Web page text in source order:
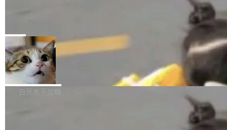
一在人才争夺战中失血的公司。六月，Google
连失两员大将：Noam Shazeer 去了 Op...
er HE-AAC 960 解码 (DAB+) transpose_cuda
filter 添加 AMF Frame Rate Converter (vf_frc
_amf) filter SMPTE 2094-50 元数据支持和直
通 ProRes RAW VideoToolbox 硬件加速器 AP
V ...
Code 在 X 上发帖：「DeepSeek Flash did 8T
tokens on August 1st. 5T of free usage + 3T
on OpenCode Go.」79.8 万次浏览，连带着 #
DeepSeek一天消耗了8万亿# 上了微博热搜——
注意这是 OpenCode 一家的消耗。 OpenCode
局
NetBSD 11.0 正式发布
NetBSD 11.0 现已正式发布，这是 NetBSD 操
作系统的第十八个主要版本。 自 NetBSD 10.1
白开水不加糖